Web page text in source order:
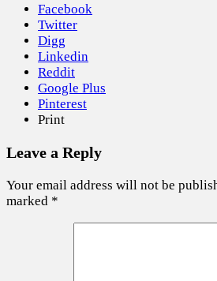
Facebook
Twitter
Digg
Linkedin
Reddit
Google Plus
Pinterest
Print
Leave a Reply
Your email address will not be
marked *